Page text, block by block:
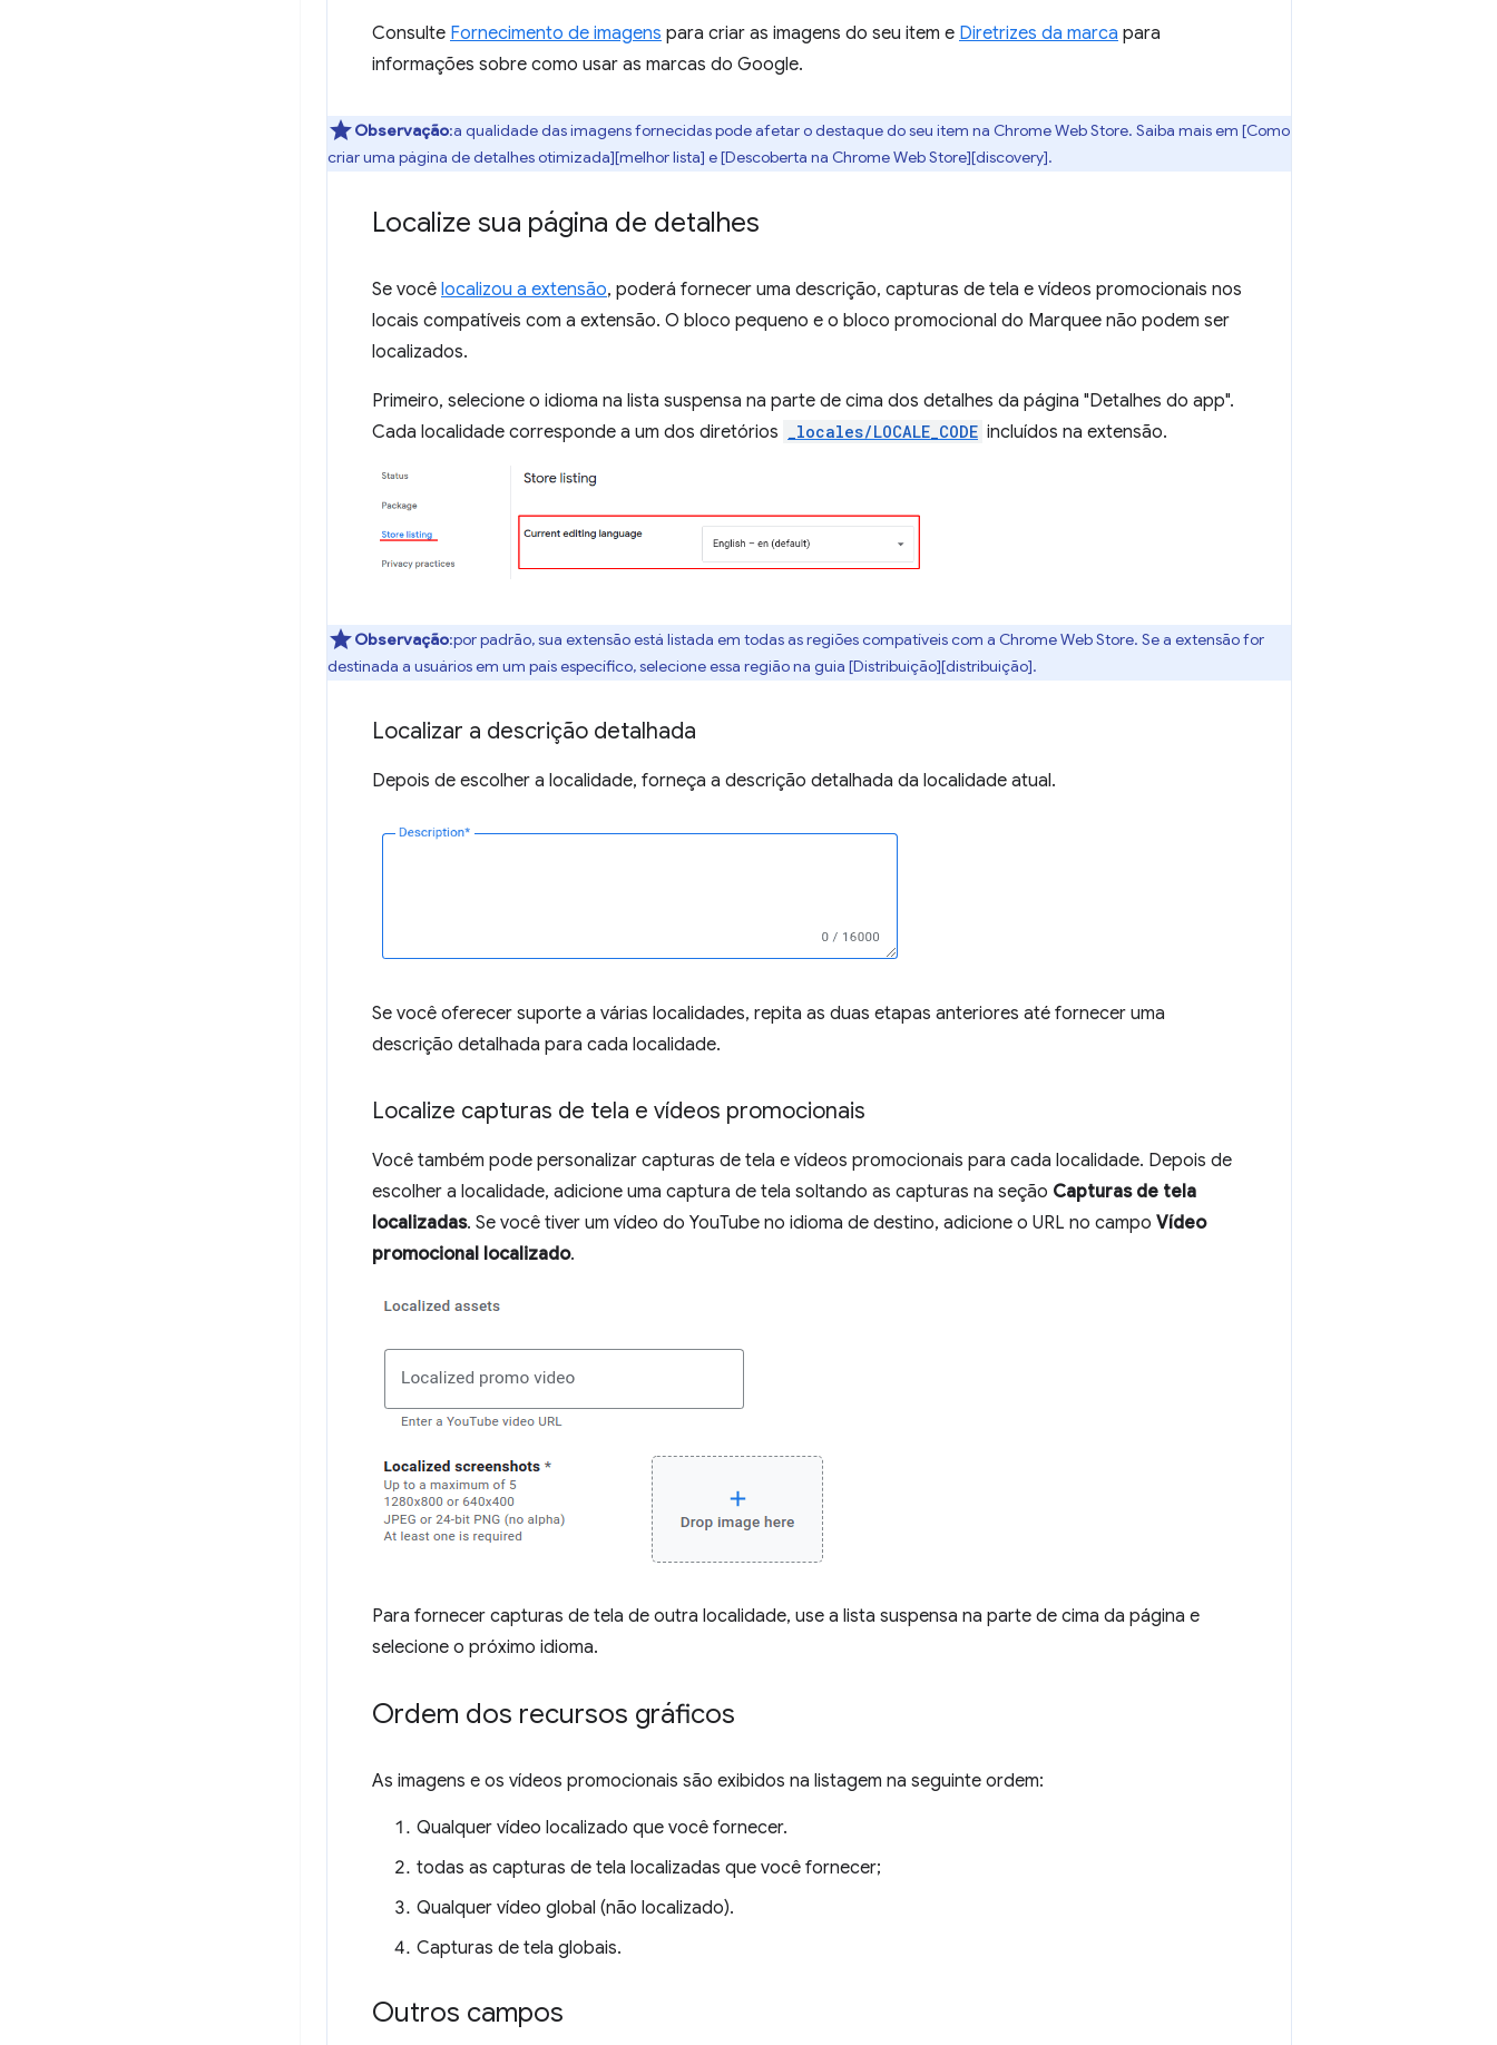
Consulte Fornecimento de imagens para criar as imagens do seu item e Diretrizes da marca para
informações sobre como usar as marcas do Google.
Observação:a qualidade das imagens fornecidas pode afetar o destaque do seu item na Chrome Web Store. Saiba mais em [Como
criar uma página de detalhes otimizada][melhor lista] e [Descoberta na Chrome Web Store][discovery].
Localize sua página de detalhes
Se você localizou a extensão, poderá fornecer uma descrição, capturas de tela e vídeos promocionais nos
locais compatíveis com a extensão. O bloco pequeno e o bloco promocional do Marquee não podem ser
localizados.
Primeiro, selecione o idioma na lista suspensa na parte de cima dos detalhes da página "Detalhes do app".
Cada localidade corresponde a um dos diretórios _locales/LOCALE_CODE incluídos na extensão.
Observação:por padrão, sua extensão está listada em todas as regiões compatíveis com a Chrome Web Store. Se a extensão for
destinada a usuários em um país específico, selecione essa região na guia [Distribuição][distribuição].
Localizar a descrição detalhada
Depois de escolher a localidade, forneça a descrição detalhada da localidade atual.
Se você oferecer suporte a várias localidades, repita as duas etapas anteriores até fornecer uma
descrição detalhada para cada localidade.
Localize capturas de tela e vídeos promocionais
Você também pode personalizar capturas de tela e vídeos promocionais para cada localidade. Depois de
escolher a localidade, adicione uma captura de tela soltando as capturas na seção Capturas de tela
localizadas. Se você tiver um vídeo do YouTube no idioma de destino, adicione o URL no campo Vídeo
promocional localizado.
Para fornecer capturas de tela de outra localidade, use a lista suspensa na parte de cima da página e
selecione o próximo idioma.
Ordem dos recursos gráficos
As imagens e os vídeos promocionais são exibidos na listagem na seguinte ordem:
Qualquer vídeo localizado que você fornecer.
todas as capturas de tela localizadas que você fornecer;
Qualquer vídeo global (não localizado).
Capturas de tela globais.
Outros campos